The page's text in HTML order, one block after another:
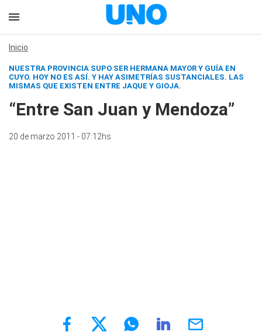
Inicio
NUESTRA PROVINCIA SUPO SER HERMANA MAYOR Y GUÍA EN
CUYO. HOY NO ES ASÍ. Y HAY ASIMETRÍAS SUSTANCIALES. LAS
MISMAS QUE EXISTEN ENTRE JAQUE Y GIOJA.
“Entre San Juan y Mendoza”
20 de marzo 2011 - 07:12hs